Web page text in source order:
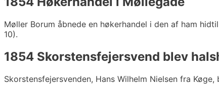
Møller Borum åbnede en høkerhandel i den af ham
10).
1854 Skorstensfejersvend blev
Skorstensfejersvenden, Hans Wilhelm Nielsen fra